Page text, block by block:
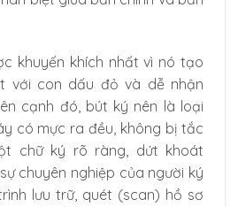
khuyến khích nhất vì nó tạo
với con dấu đỏ và dễ nhận
cạnh đó, bút ký nên là loại
có mực ra đều, không bị tắc
chữ ký rõ ràng, dứt khoát
chuyên nghiệp của người ký
lưu trữ, quét (scan) hồ sơ